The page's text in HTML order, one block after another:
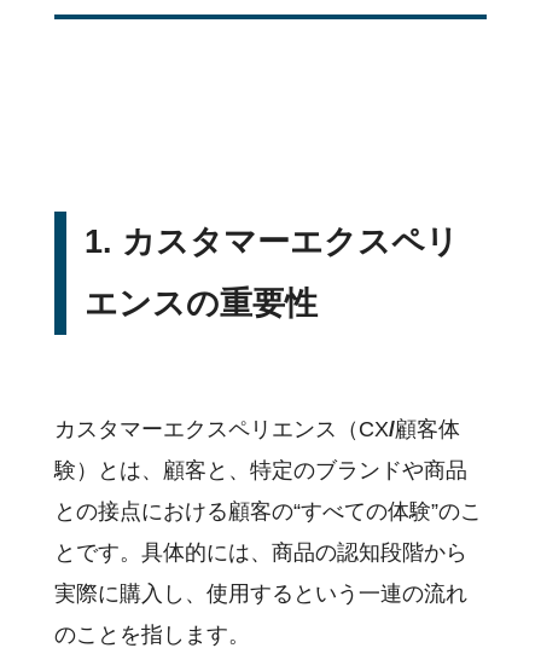
1. カスタマーエクスペリ
エンスの重要性
カスタマーエクスペリエンス（CX/顧客体
験）とは、顧客と、特定のブランドや商品
との接点における顧客の“すべての体験”のこ
とです。具体的には、商品の認知段階から
実際に購入し、使用するという一連の流れ
のことを指します。